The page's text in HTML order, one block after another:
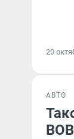
20
АВТО
ВОВ